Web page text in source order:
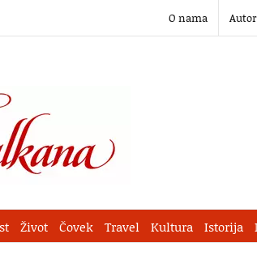
O nama
Život Čovek Travel Kultura Istorija